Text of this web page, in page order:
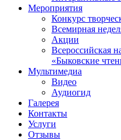
Мероприятия
Конкурс
Всемирная
Акции
Всероссийская
«Быковские
Мультимедиа
Видео
Аудиогид
Галерея
Контакты
Услуги
Отзывы